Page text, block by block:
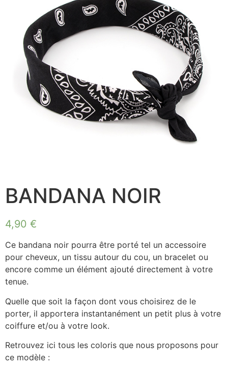
BANDANA NOIR
4,90 €
Ce bandana noir pourra être porté tel un accessoire
pour cheveux, un tissu autour du cou, un bracelet ou
encore comme un élément ajouté directement à votre
tenue.
Quelle que soit la façon dont vous choisirez de le
porter, il apportera instantanément un petit plus à votre
coiffure et/ou à votre look.
Retrouvez ici tous les coloris que nous proposons pour
ce modèle :